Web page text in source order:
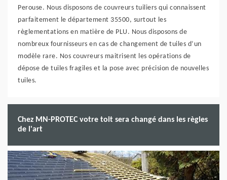
Perouse. Nous disposons de couvreurs tuiliers qui connaissent
parfaitement le département 35500, surtout les
règlementations en matière de PLU. Nous disposons de
nombreux fournisseurs en cas de changement de tuiles d’un
modèle rare. Nos couvreurs maitrisent les opérations de
dépose de tuiles fragiles et la pose avec précision de nouvelles
tuiles.
Chez MN-PROTEC votre toit sera changé dans les règles
de l'art